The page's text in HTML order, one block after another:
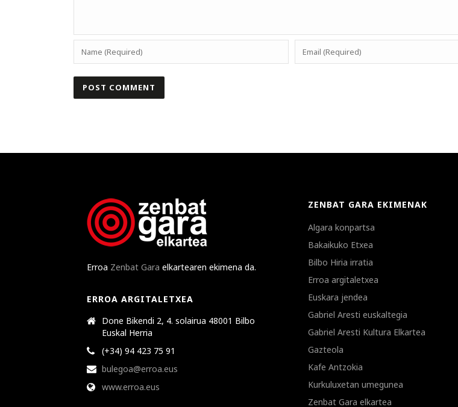
Erroa Zenbat Gara elkartearen ekimena da.
ERROA ARGITALETXEA
Done Bikendi 2, 4. solairua 48001 Bilbo
Euskal Herria
(+34) 94 423 75 91
bulegoa@erroa.eus
www.erroa.eus
ZENBAT GARA EKIMENAK
Algara konpartsa
Bakaikuko Etxea
Bilbo Hiria irratia
Erroa argitaletxea
Euskara jendea
Gabriel Aresti euskaltegia
Gabriel Aresti Kultura Elkartea
Gazteola
Kafe Antzokia
Kurkuluxetan umegunea
Zenbat Gara elkartea